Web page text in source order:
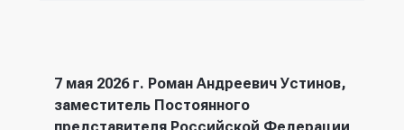
7 мая 2026 г. Роман Андреевич Устинов,
заместитель Постоянного